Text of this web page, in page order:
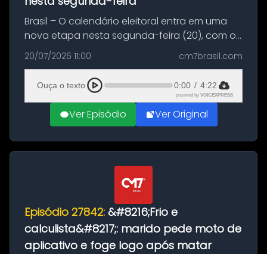
Brasil – O calendário eleitoral entra em uma
nova etapa nesta segunda-feira (20), com o
início do período destinado às convenções
partidárias. Até 5 de agosto, partidos e
federações poderão oficializa...
20/07/2026 11:00 cm7brasil.com
Ouça o texto 0:00 / 4:22
powered by VOICEXPRESS
Ver Episódio Ver Original
Episódio 27842: &#8216;Frio e
calculista&#8217;: marido pede moto de
aplicativo e foge logo após matar